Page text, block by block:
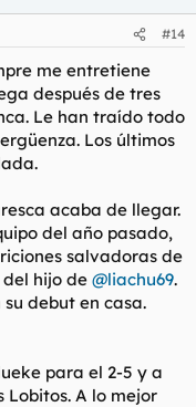
#14
me entretiene
después de tres
Le han traído todo
Los últimos
acaba de llegar.
del año pasado,
salvadoras de
del hijo de @liachu69.
debut en casa.
para el 2-5 y a
Lobitos. A lo mejor